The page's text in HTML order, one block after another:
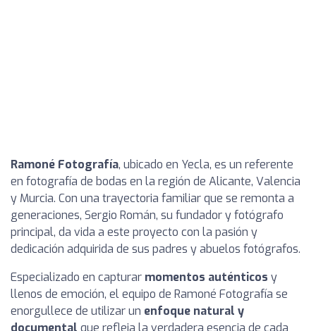
Ramoné Fotografía, ubicado en Yecla, es un referente
en fotografía de bodas en la región de Alicante, Valencia
y Murcia. Con una trayectoria familiar que se remonta a
generaciones, Sergio Román, su fundador y fotógrafo
principal, da vida a este proyecto con la pasión y
dedicación adquirida de sus padres y abuelos fotógrafos.
Especializado en capturar momentos auténticos y
llenos de emoción, el equipo de Ramoné Fotografía se
enorgullece de utilizar un enfoque natural y
documental que refleja la verdadera esencia de cada